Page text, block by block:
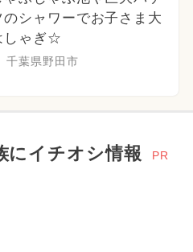
のシャワーでお子さま大
しゃぎ☆
千葉県野田市
にイチオシ情報 PR